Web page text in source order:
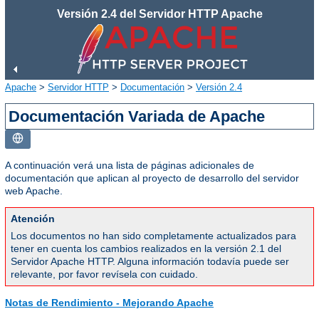
Versión 2.4 del Servidor HTTP Apache
Apache > Servidor HTTP > Documentación > Versión 2.4
Documentación Variada de Apache
A continuación verá una lista de páginas adicionales de
documentación que aplican al proyecto de desarrollo del servidor
web Apache.
Atención
Los documentos no han sido completamente actualizados para
tener en cuenta los cambios realizados en la versión 2.1 del
Servidor Apache HTTP. Alguna información todavía puede ser
relevante, por favor revísela con cuidado.
Notas de Rendimiento - Mejorando Apache